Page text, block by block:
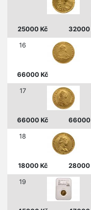
25000 Kč 32000
16
66000 Kč
17
66000 Kč 66000
18
18000 Kč 28000
19